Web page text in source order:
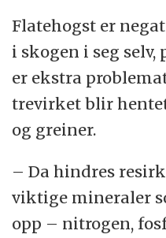
Flatehogst er
i skogen i seg selv,
er ekstra
trevirket blir
og greiner.
– Da hindres
viktige mineraler
opp – nitrogen,